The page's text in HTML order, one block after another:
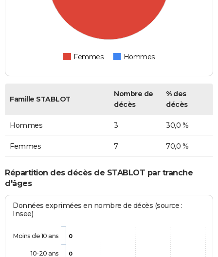
Femmes Hommes
Famille STABLOT
Nombre de
décès
% des
décès
Hommes 3 30,0 %
Femmes 7 70,0 %
Répartition des décès de STABLOT par tranche
d'âges
Données exprimées en nombre de décès (source :
Insee)
0
0
Moins de 10 ans
10-20 ans